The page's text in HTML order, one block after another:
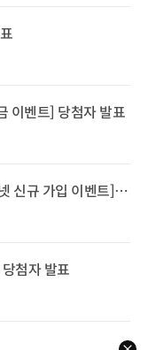
이벤트] 당첨자 발표
[M모바일 190만 고객 돌파 기념 KT인터넷 신규 가입 이벤트] 당첨자 발표
첨자 발표